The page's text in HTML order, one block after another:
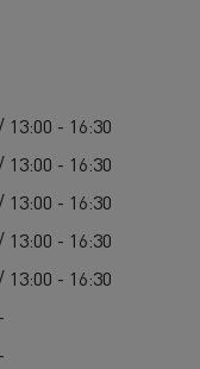
13:00 - 16:30
13:00 - 16:30
13:00 - 16:30
13:00 - 16:30
13:00 - 16:30
-
-